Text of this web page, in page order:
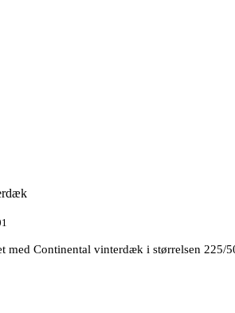
med Continental vinterdæk i størrelsen 225/